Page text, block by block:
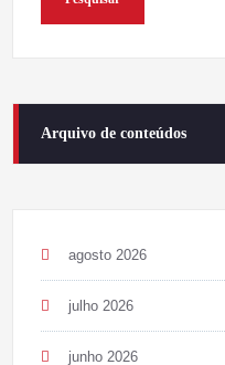
Arquivo de conteúdos
agosto 2026
julho 2026
junho 2026